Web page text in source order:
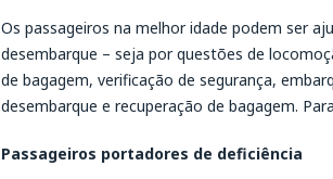
Os passageiros na melhor idade podem ser
desembarque – seja por questões de
de bagagem, verificação de segurança,
desembarque e recuperação de bagagem.
Passageiros portadores de deficiência